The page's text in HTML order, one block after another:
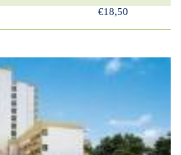
€18,50